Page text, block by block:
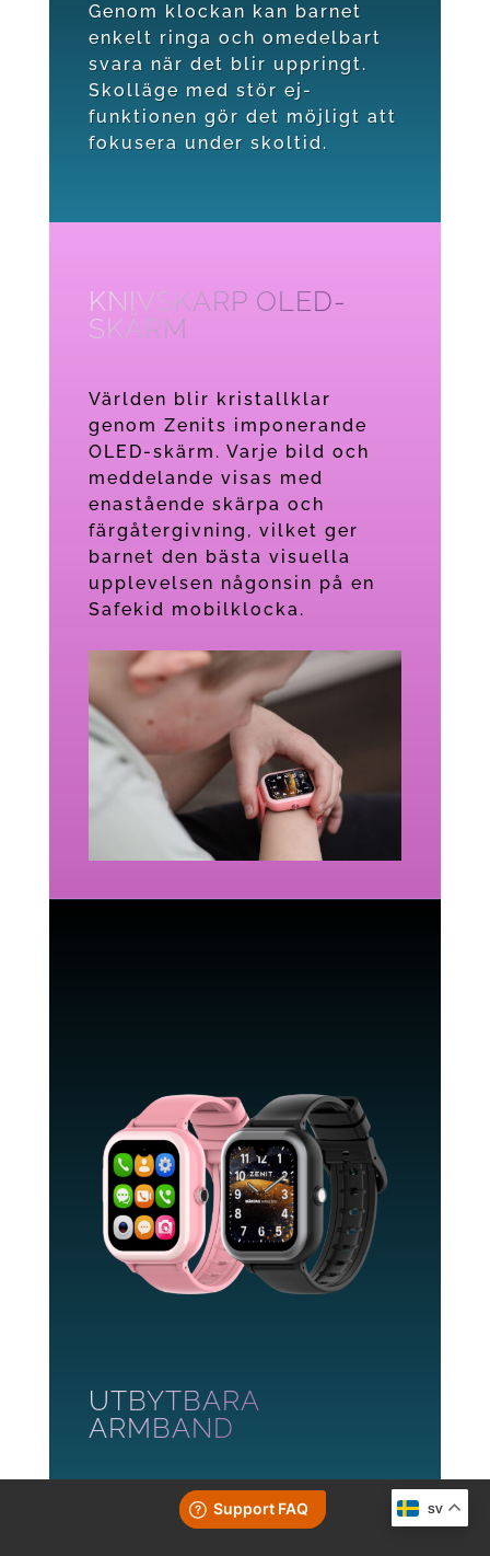
Genom klockan kan barnet
enkelt ringa och omedelbart
svara när det blir uppringt.
Skolläge med stör ej-
funktionen gör det möjligt att
fokusera under skoltid.
KNIVSKARP OLED-
SKÄRM
Världen blir kristallklar
genom Zenits imponerande
OLED-skärm. Varje bild och
meddelande visas med
enastående skärpa och
färgåtergivning, vilket ger
barnet den bästa visuella
upplevelsen någonsin på en
Safekid mobilklocka.
UTBYTBARA
ARMBAND
Ge klockan en personlig
touch genom att välja mellan
SV